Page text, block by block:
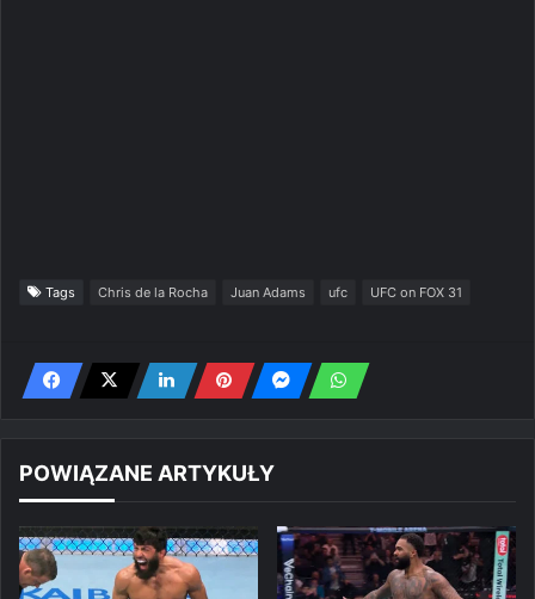
Tags Chris de la Rocha Juan Adams ufc UFC on FOX 31
POWIĄZANE ARTYKUŁY